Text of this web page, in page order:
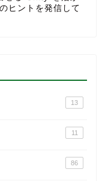
ヒントを発信して
13
11
86